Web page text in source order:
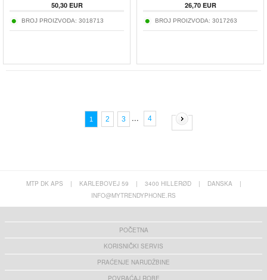
50,30EUR
BROJ PROIZVODA: 3018713
26,70EUR
BROJ PROIZVODA: 3017263
1 2 3 ... 4
MTP DK APS | KARLEBOVEJ 59 | 3400 HILLERØD | DANSKA
|
INFO@MYTRENDYPHONE.RS
POČETNA
KORISNIČKI SERVIS
PRAĆENJE NARUDŽBINE
POVRAĆAJ ROBE